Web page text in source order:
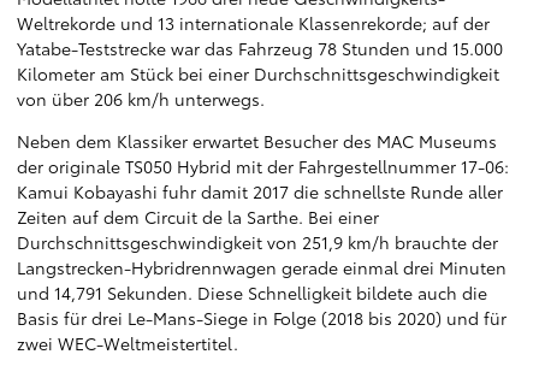
Weltrekorde und 13 internationale Klassenrekorde; auf der
Yatabe-Teststrecke war das Fahrzeug 78 Stunden und 15.000
Kilometer am Stück bei einer Durchschnittsgeschwindigkeit
von über 206 km/h unterwegs.
Neben dem Klassiker erwartet Besucher des MAC Museums
der originale TS050 Hybrid mit der Fahrgestellnummer 17-06:
Kamui Kobayashi fuhr damit 2017 die schnellste Runde aller
Zeiten auf dem Circuit de la Sarthe. Bei einer
Durchschnittsgeschwindigkeit von 251,9 km/h brauchte der
Langstrecken-Hybridrennwagen gerade einmal drei Minuten
und 14,791 Sekunden. Diese Schnelligkeit bildete auch die
Basis für drei Le-Mans-Siege in Folge (2018 bis 2020) und für
zwei WEC-Weltmeistertitel.